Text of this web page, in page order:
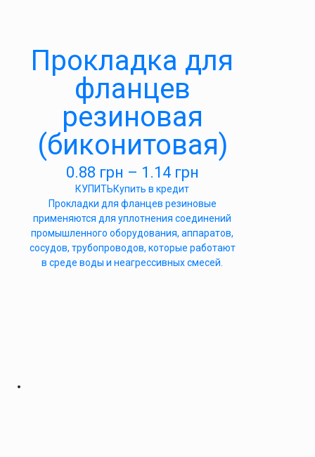
Прокладка для
фланцев
резиновая
(биконитовая)
0.88 грн – 1.14 грн
КУПИТЬКупить в кредит
Прокладки для фланцев резиновые
применяются для уплотнения соединений
промышленного оборудования, аппаратов,
сосудов, трубопроводов, которые работают
в среде воды и неагрессивных смесей.